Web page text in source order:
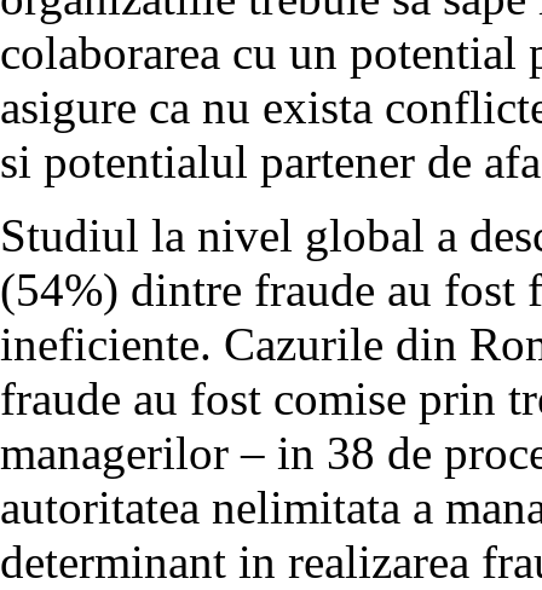
colaborarea cu un potential
asigure ca nu exista
si potentialul partener de
Studiul la nivel global a
(54%) dintre fraude au fost
ineficiente. Cazurile din
fraude au fost comise prin
managerilor – in 38 de
autoritatea nelimitata a
determinant in realizarea